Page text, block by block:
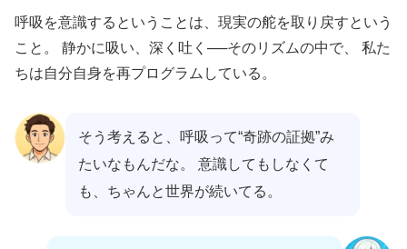
呼吸を意識するということは、現実の舵を取り戻すという
こと。 静かに吸い、深く吐く──そのリズムの中で、 私た
ちは自分自身を再プログラムしている。
そう考えると、呼吸って“奇跡の証拠”み
たいなもんだな。 意識してもしなくて
も、ちゃんと世界が続いてる。